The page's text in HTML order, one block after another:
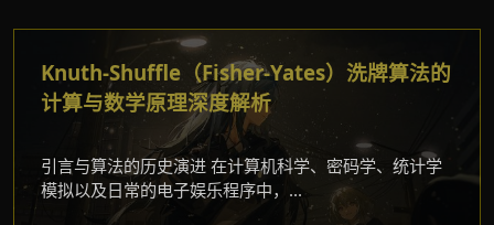
Knuth-Shuffle（Fisher-Yates）洗牌算法的
计算与数学原理深度解析
引言与算法的历史演进 在计算机科学、密码学、统计学
模拟以及日常的电子娱乐程序中，...